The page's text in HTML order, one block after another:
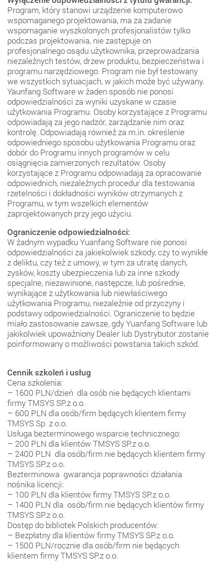
Program, który stanowi urządzenie komputerowo
wspomaganego projektowania, ma za zadanie
wspomaganie wyszkolonych profesjonalistów tylko
podczas projektowania, nie zastępuje on
profesjonalnego osądu użytkownika, przeprowadzania
niezależnych testów, drzew produktu, bezpieczeństwa i
programu narzędziowego. Program nie był testowany
we wszystkich sytuacjach, w jakich może być używany.
Yaunfang Software w żaden sposób nie ponosi
odpowiedzialności za wyniki uzyskane w czasie
użytkowania Programu. Osoby korzystające z Programu
odpowiadają za jego nadzór, zarządzanie nim oraz
kontrolę. Odpowiadają również za m.in. określenie
odpowiedniego sposobu użytkowania Programu oraz
dobór do Programu innych programów w celu
osiągnięcia zamierzonych rezultatów. Osoby
korzystające z Programu odpowiadają za opracowanie
odpowiednich, niezależnych procedur dla testowania
rzetelności i dokładności wyników otrzymanych z
Programu, w tym wszelkich elementów
zaprojektowanych przy jego użyciu.
Ograniczenie odpowiedzialności:
W żadnym wypadku Yuanfang Software nie ponosi
odpowiedzialności za jakiekolwiek szkody, czy to wynikłe
z deliktu, czy też z umowy, w tym za utratę danych,
zysków, koszty ubezpieczenia lub za inne szkody
specjalne, niezawinione, następcze, lub pośrednie,
wynikające z użytkowania lub niewłaściwego
użytkowania Programu, niezależnie od przyczyny i
podstawy odpowiedzialności. Ograniczenie to będzie
miało zastosowanie zawsze, gdy Yuanfang Software lub
jakikolwiek upoważniony Dealer lub Dystrybutor zostanie
poinformowany o możliwości powstania takich szkód.
Cennik szkoleń i usług
Cena szkolenia:
– 1600 PLN/dzień dla osób nie będących klientami
firmy TMSYS SP.z o.o.
– 600 PLN dla osób/firm będących klientem firmy
TMSYS Sp. z o.o.
Usługa bezterminowego wsparcie technicznego:
– 200 PLN dla klientów TMSYS SP.z o.o.
– 2400 PLN dla osób/firm nie będących klientem firmy
TMSYS SP.z o.o.
Bezterminowa gwarancja poprawności działania
nośnika licencji:
– 100 PLN dla klientów firmy TMSYS SP.z o.o.
– 1400 PLN dla osób/firm nie będących klientów firmy
TMSYS SP.z o.o.
Dostęp do bibliotek Polskich producentów:
– Bezpłatny dla klientów firmy TMSYS SP.z o.o.
– 1500 PLN/rocznie dla osób/firm nie będących
klientem firmy TMSYS SP.z o.o.